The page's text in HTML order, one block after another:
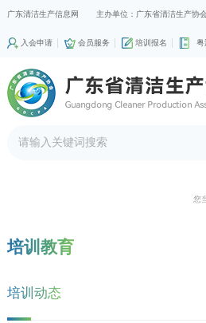
广东清洁生产信息网 主办单位：广东省清洁生产协
入会申请 会员服务 培训报名 粤
您
培训教育
培训动态